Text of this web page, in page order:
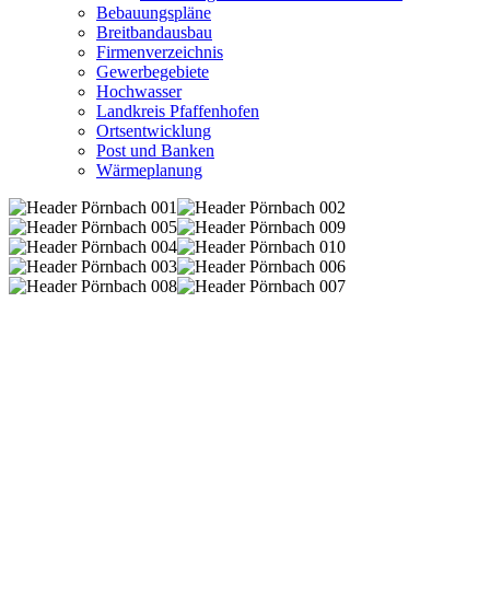
Bebauungspläne
Breitbandausbau
Firmenverzeichnis
Gewerbegebiete
Hochwasser
Landkreis Pfaffenhofen
Ortsentwicklung
Post und Banken
Wärmeplanung